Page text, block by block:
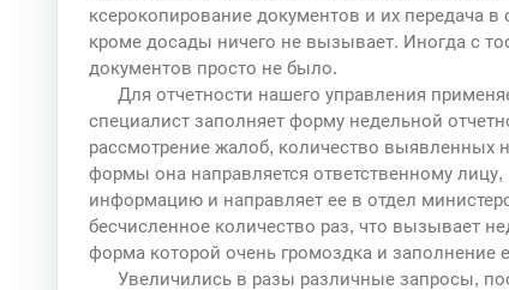
ксерокопирование документов и их передача
кроме досады ничего не вызывает. Иногда с
документов просто не было.
Для отчетности нашего управления
специалист заполняет форму недельной
рассмотрение жалоб, количество
формы она направляется ответственному
информацию и направляет ее в отдел
бесчисленное количество раз, что вызывает
форма которой очень громоздка и заполнение
Увеличились в разы различные запросы,